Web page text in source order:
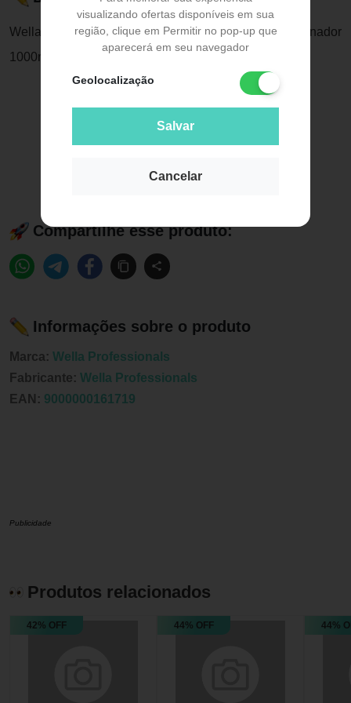
visualizando ofertas disponíveis em sua
região, clique em Permitir no pop-up que
aparecerá em seu navegador
Geolocalização
Salvar
Cancelar
Wella Enrich Invigo Shampoo 1000ml + Condicionador
1000m
Compartilhe esse produto:
Informações sobre o produto
Marca: Wella Professionals
Fabricante: Wella Professionals
EAN: 9000000161719
Publicidade
Produtos relacionados
42% OFF 44% OFF 44%